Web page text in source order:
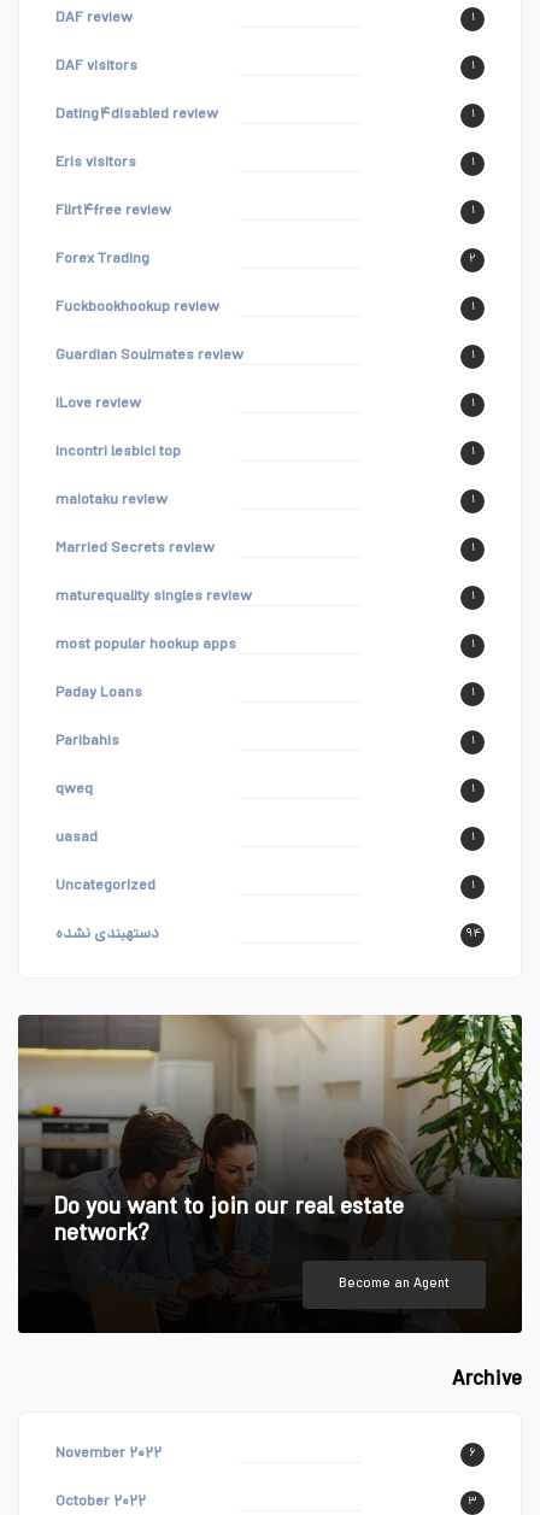
DAF review ۱
DAF visitors ۱
Dating۴disabled review ۱
Eris visitors ۱
Flirt۴free review ۱
Forex Trading ۲
Fuckbookhookup review ۱
Guardian Soulmates review ۱
iLove review ۱
incontri lesbici top ۱
maiotaku review ۱
Married Secrets review ۱
maturequality singles review ۱
most popular hookup apps ۱
Paday Loans ۱
Paribahis ۱
qweq ۱
uasad ۱
Uncategorized ۱
دستهبندی نشده ۹۴
Do you want to join our real estate
network?
Become an Agent
Archive
November ۲۰۲۲ ۶
October ۲۰۲۲ ۳